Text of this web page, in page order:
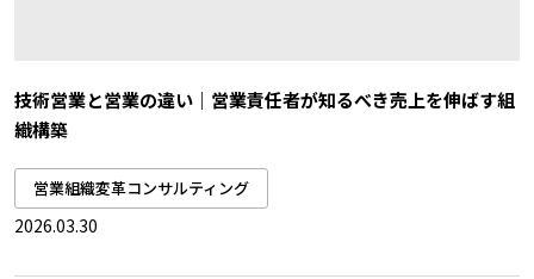
技術営業と営業の違い｜営業責任者が知るべき売上を伸ばす組
織構築
営業組織変革コンサルティング
2026.03.30